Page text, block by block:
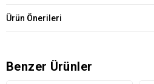
Ürün Önerileri
Benzer Ürünler